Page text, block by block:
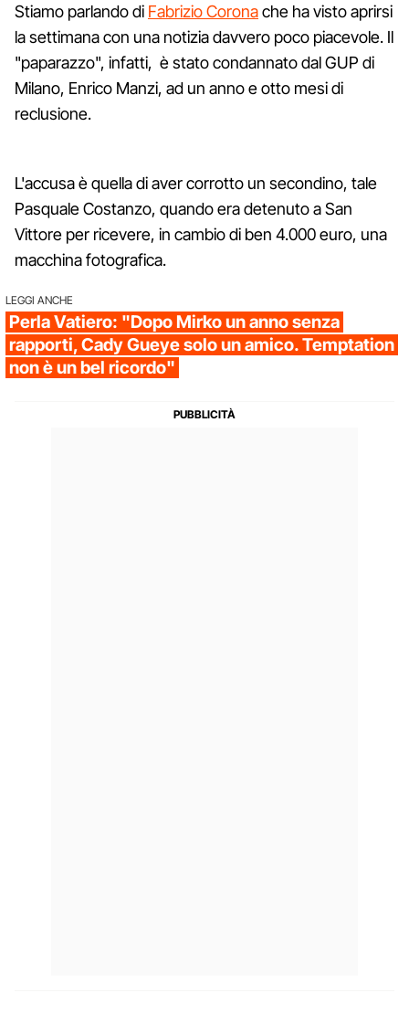
Stiamo parlando di Fabrizio Coronache ha visto aprirsi
la settimana con una notizia davvero poco piacevole. Il
"paparazzo", infatti, è stato condannato dal GUP di
Milano, Enrico Manzi, ad un anno e otto mesi di
reclusione.
L'accusa è quella di aver corrotto un secondino, tale
Pasquale Costanzo, quando era detenuto a San
Vittore per ricevere, in cambio di ben 4.000 euro, una
macchina fotografica.
LEGGI ANCHE
Perla Vatiero: "Dopo Mirko un anno senza
rapporti, Cady Gueye solo un amico. Temptation
non è un bel ricordo"